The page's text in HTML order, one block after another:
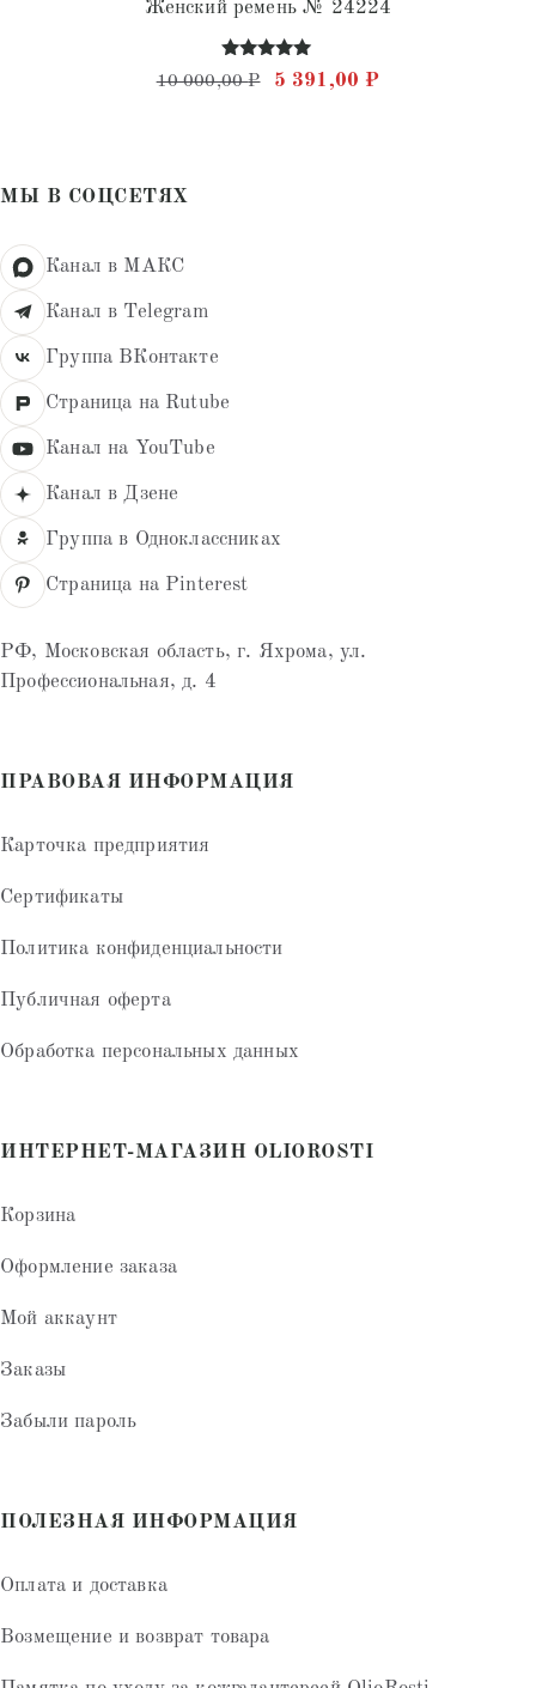
Женский ремень № 24224
Оценка
5.00
10 000,00₽ Первоначальная цена
5 391,00 ₽Текущая цена:
МЫ В СОЦСЕТЯХ
Канал в МАКС
Канал в Telegram
Группа ВКонтакте
Страница на Rutube
Канал на YouTube
Канал в Дзене
Группа в Одноклассниках
Страница на Pinterest
РФ, Московская область, г. Яхрома, ул.
Профессиональная, д. 4
ПРАВОВАЯ ИНФОРМАЦИЯ
Карточка предприятия
Сертификаты
Политика конфиденциальности
Публичная оферта
Обработка персональных данных
ИНТЕРНЕТ-МАГАЗИН OLIOROSTI
Корзина
Оформление заказа
Мой аккаунт
Заказы
Забыли пароль
ПОЛЕЗНАЯ ИНФОРМАЦИЯ
Оплата и доставка
Возмещение и возврат товара